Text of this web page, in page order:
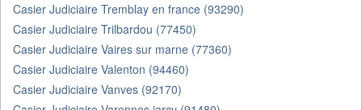
Casier Judiciaire Tremblay en france (93290)
Casier Judiciaire Trilbardou (77450)
Casier Judiciaire Vaires sur marne (77360)
Casier Judiciaire Valenton (94460)
Casier Judiciaire Vanves (92170)